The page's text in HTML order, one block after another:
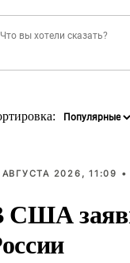
АВГУСТА 2026, 11:09 •
США